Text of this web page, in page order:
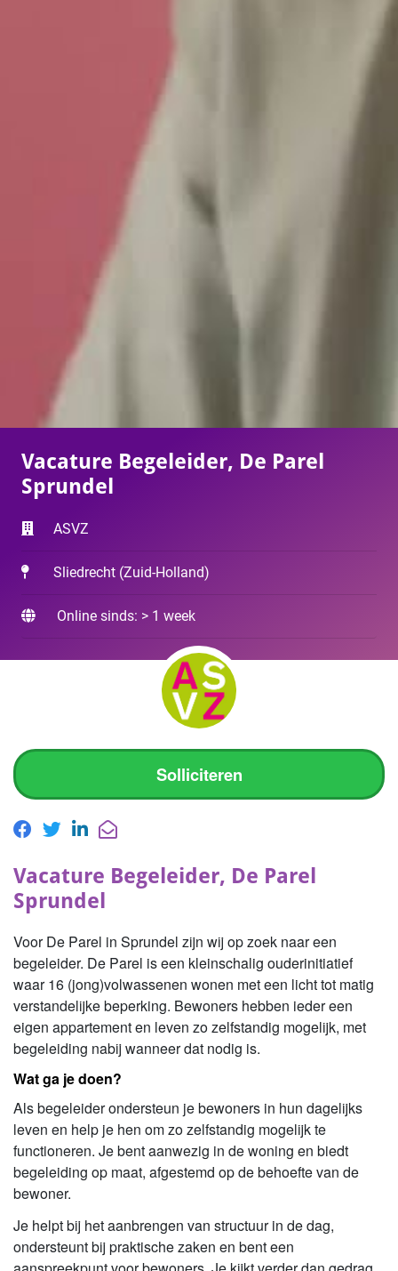
Vacature Begeleider, De Parel
Sprundel
ASVZ
Sliedrecht (Zuid-Holland)
Online sinds: > 1 week
Solliciteren
Vacature Begeleider, De Parel
Sprundel
Voor De Parel in Sprundel zijn wij op zoek naar een
begeleider. De Parel is een kleinschalig ouderinitiatief
waar 16 (jong)volwassenen wonen met een licht tot matig
verstandelijke beperking. Bewoners hebben ieder een
eigen appartement en leven zo zelfstandig mogelijk, met
begeleiding nabij wanneer dat nodig is.
Wat ga je doen?
Als begeleider ondersteun je bewoners in hun dagelijks
leven en help je hen om zo zelfstandig mogelijk te
functioneren. Je bent aanwezig in de woning en biedt
begeleiding op maat, afgestemd op de behoefte van de
bewoner.
Je helpt bij het aanbrengen van structuur in de dag,
ondersteunt bij praktische zaken en bent een